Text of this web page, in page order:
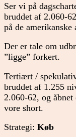
Ser vi på
bruddet af 2.060-
på de
Der er tale om
”ligge” forkert.
Tertiært /
bruddet af 1.255
2.060-62, og
vore short.
Strategi: Køb